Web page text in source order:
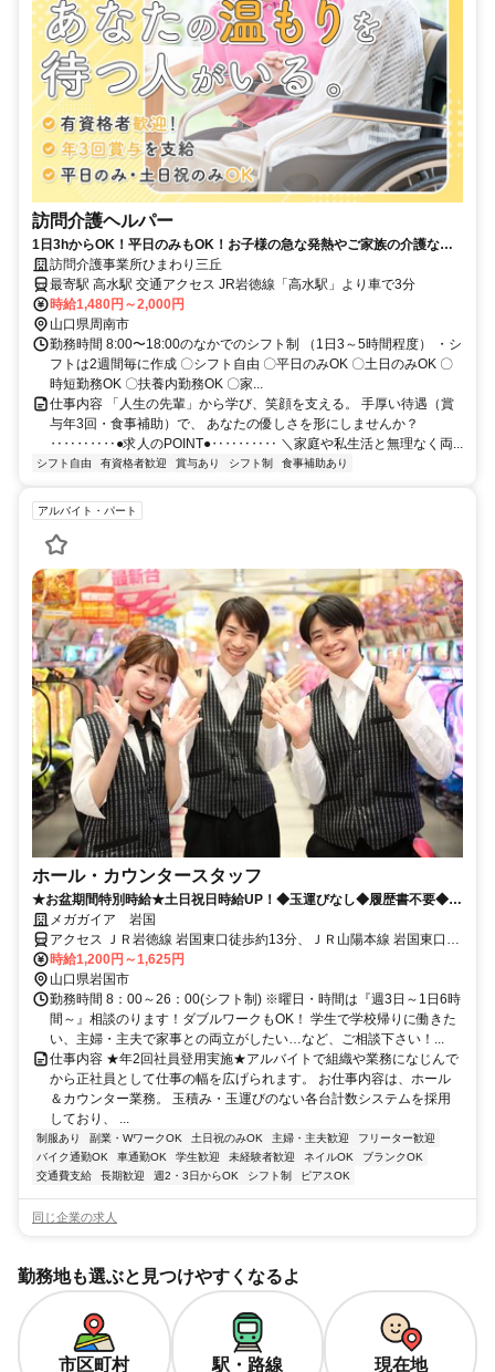
訪問介護ヘルパー
1日3hからOK！平日のみもOK！お子様の急な発熱やご家族の介護な
ど、突発的なお休みも柔軟に対応します。
訪問介護事業所ひまわり三丘
最寄駅 高水駅 交通アクセス JR岩徳線「高水駅」より車で3分
時給1,480円～2,000円
山口県周南市
勤務時間 8:00〜18:00のなかでのシフト制 （1日3～5時間程度） ・シ
フトは2週間毎に作成 〇シフト自由 〇平日のみOK 〇土日のみOK 〇
時短勤務OK 〇扶養内勤務OK 〇家...
仕事内容 「人生の先輩」から学び、笑顔を支える。 手厚い待遇（賞
与年3回・食事補助）で、 あなたの優しさを形にしませんか？
‥‥‥‥‥●求人のPOINT●‥‥‥‥‥ ＼家庭や私生活と無理なく両...
シフト自由 有資格者歓迎 賞与あり シフト制 食事補助あり
アルバイト・パート
ホール・カウンタースタッフ
★お盆期間特別時給★土日祝日時給UP！◆玉運びなし◆履歴書不要◆社
員登用あり
メガガイア 岩国
アクセス ＪＲ岩徳線 岩国東口徒歩約13分、ＪＲ山陽本線 岩国東口徒
歩約13分、連絡バス 岩国徒歩約15分
時給1,200円～1,625円
山口県岩国市
勤務時間 8：00～26：00(シフト制) ※曜日・時間は『週3日～1日6時
間～』相談のります！ダブルワークもOK！ 学生で学校帰りに働きた
い、主婦・主夫で家事との両立がしたい…など、ご相談下さい！...
仕事内容 ★年2回社員登用実施★アルバイトで組織や業務になじんで
から正社員として仕事の幅を広げられます。 お仕事内容は、ホール
＆カウンター業務。 玉積み・玉運びのない各台計数システムを採用
しており、 ...
制服あり 副業・WワークOK 土日祝のみOK 主婦・主夫歓迎
フリーター歓迎
バイク通勤OK
車通勤OK 学生歓迎 未経験者歓迎 ネイルOK
ブランクOK
交通費支給
長期歓迎 週2・3日からOK シフト制 ピアスOK
同じ企業の求人
勤務地も選ぶと見つけやすくなるよ
市区町村 駅・路線 現在地